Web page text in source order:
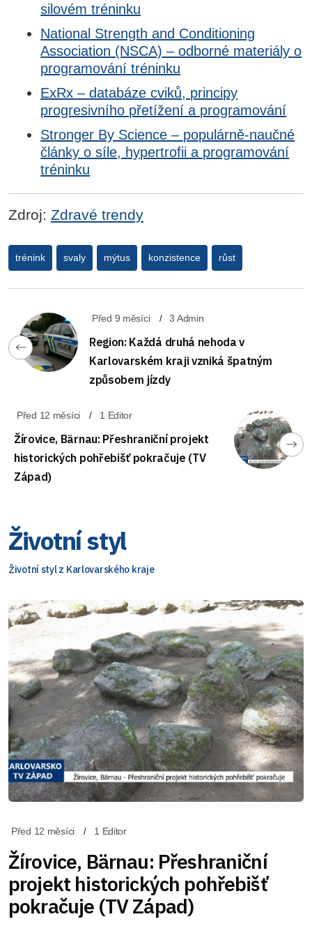
silovém tréninku
National Strength and Conditioning
Association (NSCA) – odborné materiály o
programování tréninku
ExRx – databáze cviků, principy
progresivního přetížení a programování
Stronger By Science – populárně-naučné
články o síle, hypertrofii a programování
tréninku
Zdroj: Zdravé trendy
trénink svaly mýtus konzistence růst
Před 9 měsíci 3 Admin
Region: Každá druhá nehoda v
Karlovarském kraji vzniká špatným
způsobem jízdy
Před 12 měsíci 1 Editor
Žírovice, Bärnau: Přeshraniční projekt
historických pohřebišť pokračuje (TV
Západ)
Životní styl
Životní styl z Karlovarského kraje
Před 12 měsíci 1 Editor
Žírovice, Bärnau: Přeshraniční
projekt historických pohřebišť
pokračuje (TV Západ)